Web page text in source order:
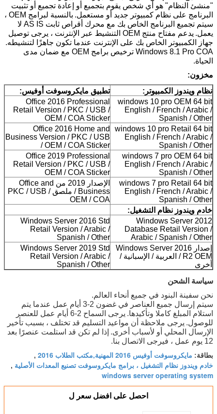
"منشئ النظام" هو أي شخص يقوم بتجميع أو إعادة تجميع أو تثبيت
البرنامج على نظام كمبيوتر جديد أو مستعمل.
بالنسبة لبرامج OEM ،
سيتم تجميع البرنامج الخاص بك مع محرك أقراص ثابت AS IS لا
يعمل.
يدعم مفتاح منتج OEM التنشيط عبر الإنترنت ، يرجى توصيل
جهاز الكمبيوتر الخاص بك على الإنترنت عندما تكون جاهزًا لتنشيطه.
Windows 8.1 Pro COA ترخيص برامج OEM مع ضمان مدى
الحياة.
مخزون:
نظام ويندوز الكمبيوتر:
تطبيق مايكروسوفت أوفيس:
windows 10 pro OEM 64 bit
English / French / Arabic /
Spanish / Other
Office 2016 Professional
Retail Version / PKC / USB /
OEM / COA Sticker
windows 10 pro Retail 64 bit
English / French / Arabic /
Spanish / Other
Office 2016 Home and
Business Version / PKC / USB
/ OEM / COA Sticker
windows 7 pro OEM 64 bit
English / French / Arabic /
Spanish / Other
Office 2019 Professional
Retail Version / PKC / USB /
OEM / COA Sticker
windows 7 pro Retail 64 bit
English / French / Arabic /
Spanish / Other
الإصدار 2019 من Office and
Business / ملصق PKC / USB /
OEM / COA
خادم ويندوز نظام التشغيل:
Windows Server 2012
Database Retail Version /
Arabic / Spanish / Other
Windows Server 2016 Std
Retail Version / Arabic /
Spanish / Other
إصدار Windows Server 2016
R2 OEM / العربية / الإسبانية /
أخرى
Windows Server 2019 Std
Retail Version / Arabic /
Spanish / Other
سياسة الشحن
نحن سفينة البنود في جميع أنحاء العالم.
سيتم إرسال جميع العناصر في غضون 2-3 أيام عمل عندما يتم
استلام المبلغ كاملا وتأكيدها.
يرجى السماح 2-6 أيام عمل للعنصر
للوصول. يرجى ملاحظة أن مواعيد التسليم قد تختلف ، بسبب تأخير
الإرسال المحلي أو لأسباب أخرى. إذا لم تكن قد استلمت عنصرًا بعد
12 يوم عمل ، فيرجى الاتصال بنا.
بطاقة: مايكروسوفت أوفيس 2016 المهنية,مكتب الطلاب 2016 ,
خادم ويندوز نظام التشغيل ، برامج مايكروسوفت تصنيع المعدات الأصلية ,
windows server operating system
احصل على افضل سعر ل